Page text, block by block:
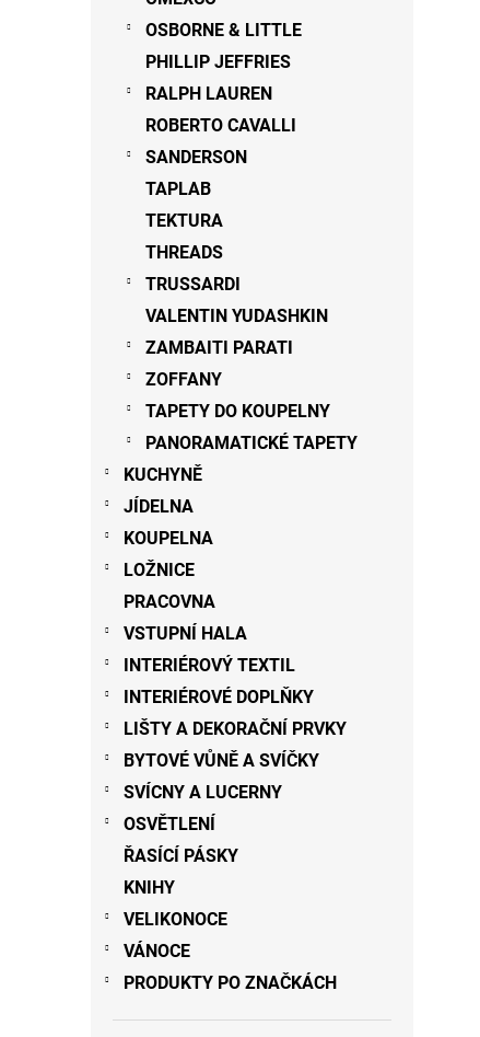
OSBORNE & LITTLE
PHILLIP JEFFRIES
RALPH LAUREN
ROBERTO CAVALLI
SANDERSON
TAPLAB
TEKTURA
THREADS
TRUSSARDI
VALENTIN YUDASHKIN
ZAMBAITI PARATI
ZOFFANY
TAPETY DO KOUPELNY
PANORAMATICKÉ TAPETY
KUCHYNĚ
JÍDELNA
KOUPELNA
LOŽNICE
PRACOVNA
VSTUPNÍ HALA
INTERIÉROVÝ TEXTIL
INTERIÉROVÉ DOPLŇKY
LIŠTY A DEKORAČNÍ PRVKY
BYTOVÉ VŮNĚ A SVÍČKY
SVÍCNY A LUCERNY
OSVĚTLENÍ
ŘASÍCÍ PÁSKY
KNIHY
VELIKONOCE
VÁNOCE
PRODUKTY PO ZNAČKÁCH